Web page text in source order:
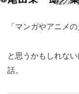
「マンガやアニメ
と思うかもしれな
話。